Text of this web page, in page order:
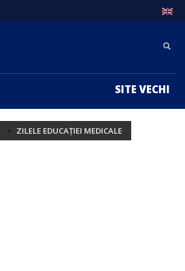
SITE VECHI
ZILELE EDUCAȚIEI MEDICALE